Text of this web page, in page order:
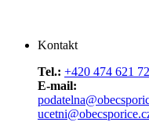
Kontakt
Tel.: +420 474 621
E-mail: